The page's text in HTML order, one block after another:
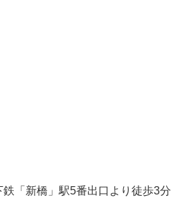
「新橋」駅5番出口より徒歩3分